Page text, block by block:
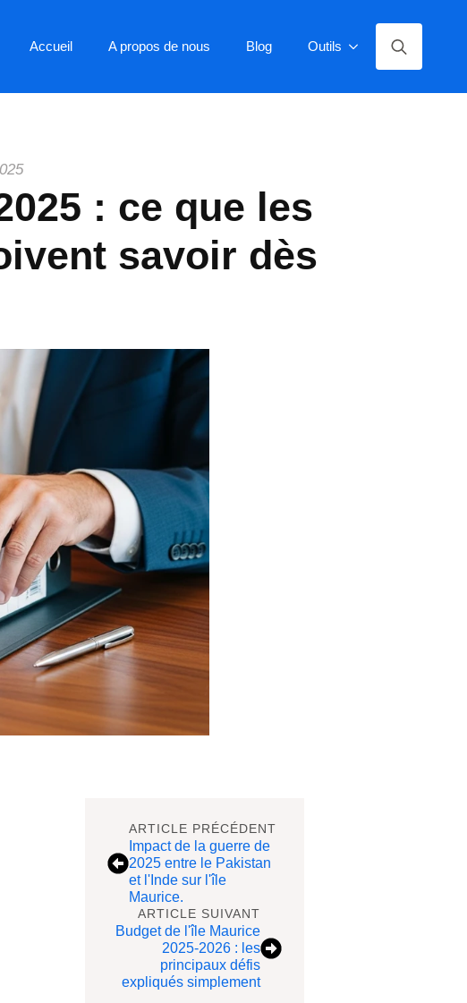
Accueil A propos de nous Blog Outils
: ce que les
savoir dès
ARTICLE PRÉCÉDENT
Impact de la guerre de
2025 entre le Pakistan
et l'Inde sur l'île
Maurice.
ARTICLE SUIVANT
Budget de l'île Maurice
2025-2026 : les
principaux défis
expliqués simplement